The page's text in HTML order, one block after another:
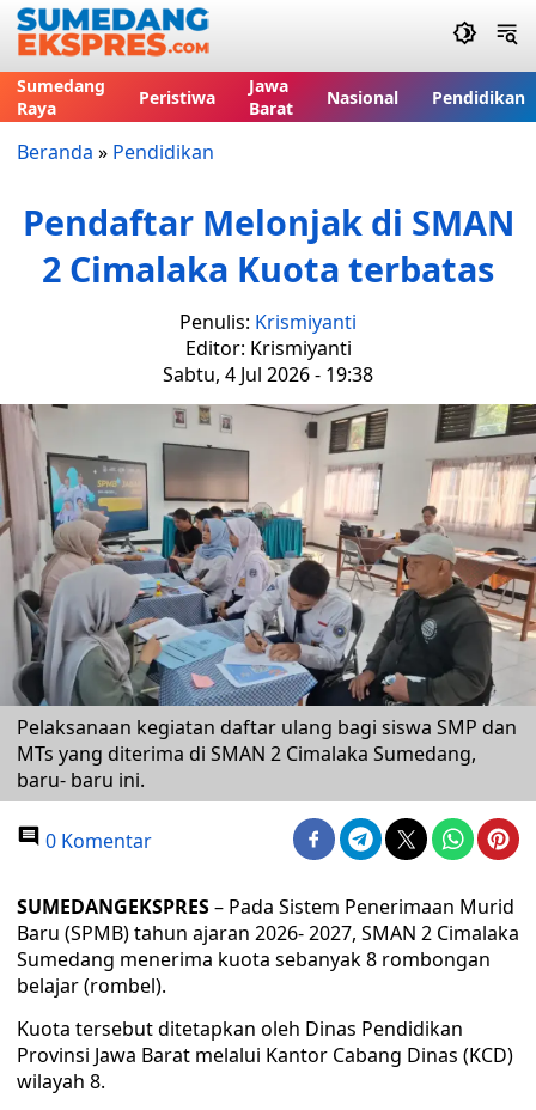
Sumedang
Raya
Peristiwa
Jawa
Barat
Nasional Pendidikan
Beranda » Pendidikan
Pendaftar Melonjak di SMAN
2 Cimalaka Kuota terbatas
Penulis: Krismiyanti
Editor: Krismiyanti
Sabtu, 4 Jul 2026 - 19:38
Pelaksanaan kegiatan daftar ulang bagi siswa SMP dan
MTs yang diterima di SMAN 2 Cimalaka Sumedang,
baru- baru ini.
0 Komentar
SUMEDANGEKSPRES– Pada Sistem Penerimaan Murid
Baru (SPMB) tahun ajaran 2026- 2027, SMAN 2 Cimalaka
Sumedang menerima kuota sebanyak 8 rombongan
belajar (rombel).
Kuota tersebut ditetapkan oleh Dinas Pendidikan
Provinsi Jawa Barat melalui Kantor Cabang Dinas (KCD)
wilayah 8.